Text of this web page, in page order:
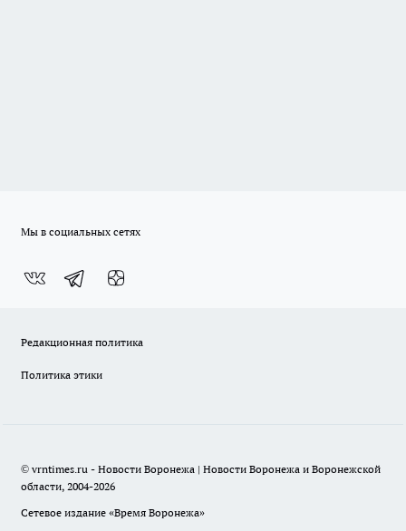
Мы в социальных сетях
Редакционная политика
Политика этики
© vrntimes.ru - Новости Воронежа | Новости Воронежа и Воронежской
области, 2004-2026
Сетевое издание «Время Воронежа»